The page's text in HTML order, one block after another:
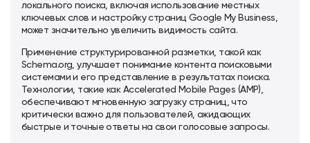
локального поиска, включая использование местных
ключевых слов и настройку страниц Google My Business,
может значительно увеличить видимость сайта.
Применение структурированной разметки, такой как
Schema.org, улучшает понимание контента поисковыми
системами и его представление в результатах поиска.
Технологии, такие как Accelerated Mobile Pages (AMP),
обеспечивают мгновенную загрузку страниц, что
критически важно для пользователей, ожидающих
быстрые и точные ответы на свои голосовые запросы.